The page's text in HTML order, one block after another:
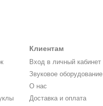
Клиентам
Вход в личный кабинет
Звуковое оборудование
О нас
Доставка и оплата